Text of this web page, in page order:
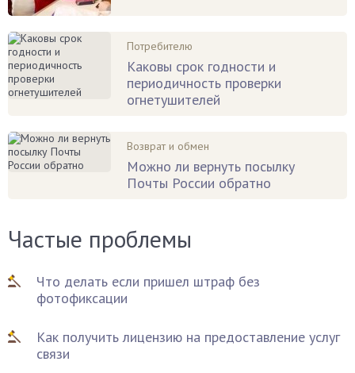
Потребителю
Каковы срок годности и
периодичность проверки
огнетушителей
Возврат и обмен
Можно ли вернуть посылку
Почты России обратно
Частые проблемы
Что делать если пришел штраф без
фотофиксации
Как получить лицензию на предоставление услуг
связи